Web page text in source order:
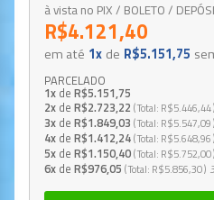
à vista no PIX / BOLETO /
R$4.121,40
em até 1x de R$5.151,75
PARCELADO
1x de R$5.151,75
2x de R$2.723,22 Total R$5.446,44
3x de R$1.849,03 Total R$5.547,09
4x de R$1.412,24 Total R$5.648,96
5x de R$1.150,40 Total R$5.752,00
6x de R$976,05 Total R$5.856,30